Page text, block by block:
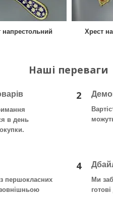
напрестольний Хрест
Наші переваги
в день
.
2
першокласних
4
Ми